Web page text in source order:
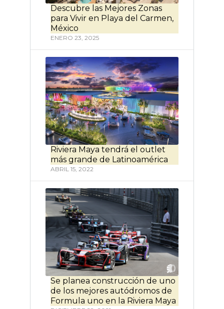
Descubre las Mejores Zonas
para Vivir en Playa del Carmen,
México
ENERO 23, 2025
Riviera Maya tendrá el outlet
más grande de Latinoamérica
ABRIL 15, 2022
Se planea construcción de uno
de los mejores autódromos de
Formula uno en la Riviera Maya